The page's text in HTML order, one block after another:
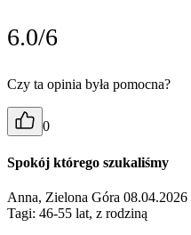
6.0/6
Czy ta opinia była pomocna?
0
Spokój którego szukaliśmy
Anna, Zielona Góra 08.04.2026
Tagi: 46-55 lat, z rodziną